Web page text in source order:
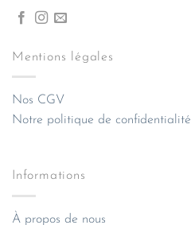
Mentions légales
Nos CGV
Notre politique de confidentialité
Informations
À propos de nous